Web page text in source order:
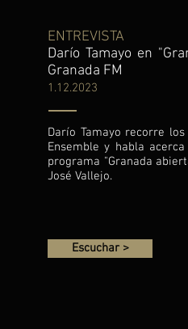
ENTREVISTA
Darío Tamayo en
Granada FM
1.12.2023
Darío Tamayo recorre
Ensemble y habla
programa "Granada
José Vallejo.
Escuchar >